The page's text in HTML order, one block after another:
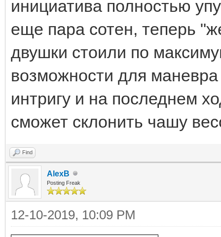
инициатива полностью
еще пара сотен, теперь
двушки стоили по
возможности для
интригу и на последнем
сможет склонить чашу
Find
AlexB
Posting Freak
12-10-2019, 10:09 PM